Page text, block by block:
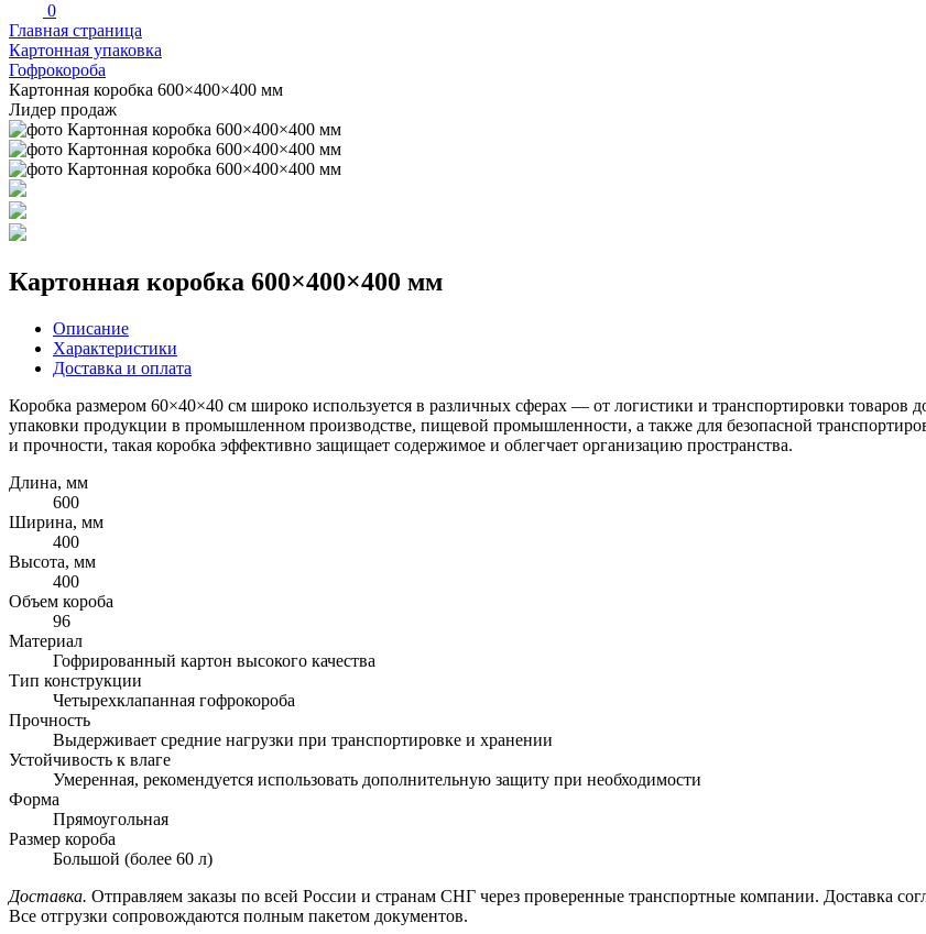
0
Главная страница
Картонная упаковка
Гофрокороба
Картонная коробка 600×400×400 мм
Лидер продаж
Картонная коробка 600×400×400 мм
Описание
Характеристики
Доставка и оплата
Коробка размером 60×40×40 см широко используется в различных сферах — от логистики и транспортировки товаров
упаковки продукции в промышленном производстве, пищевой промышленности, а также для безопасной
и прочности, такая коробка эффективно защищает содержимое и облегчает организацию пространства.
Длина, мм
600
Ширина, мм
400
Высота, мм
400
Объем короба
96
Материал
Гофрированный картон высокого качества
Тип конструкции
Четырехклапанная гофрокороба
Прочность
Выдерживает средние нагрузки при транспортировке и хранении
Устойчивость к влаге
Умеренная, рекомендуется использовать дополнительную защиту при необходимости
Форма
Прямоугольная
Размер короба
Большой (более 60 л)
Доставка. Отправляем заказы по всей России и странам СНГ через проверенные транспортные компании. Доставка
Все отгрузки сопровождаются полным пакетом документов.